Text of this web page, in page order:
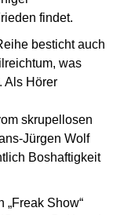
findet.
besticht auch
was
Als Hörer
skrupellosen
Jürgen Wolf
Boshaftigkeit
Show“